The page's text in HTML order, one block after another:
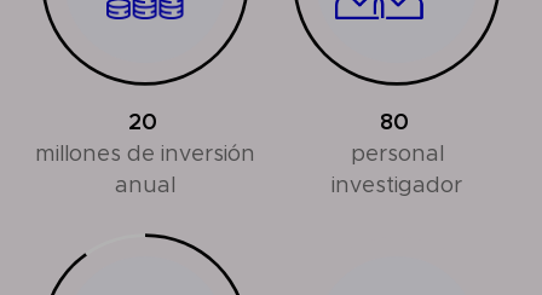
20
millones de inversión
anual
80
personal
investigador